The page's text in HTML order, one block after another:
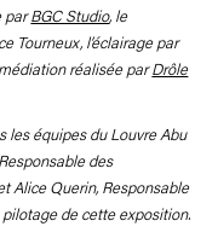
parBGC Studio, le
Tourneux, l’éclairage par
réalisée parDrôle
les équipes du Louvre Abu
des
Alice Querin, Responsable
de cette exposition.